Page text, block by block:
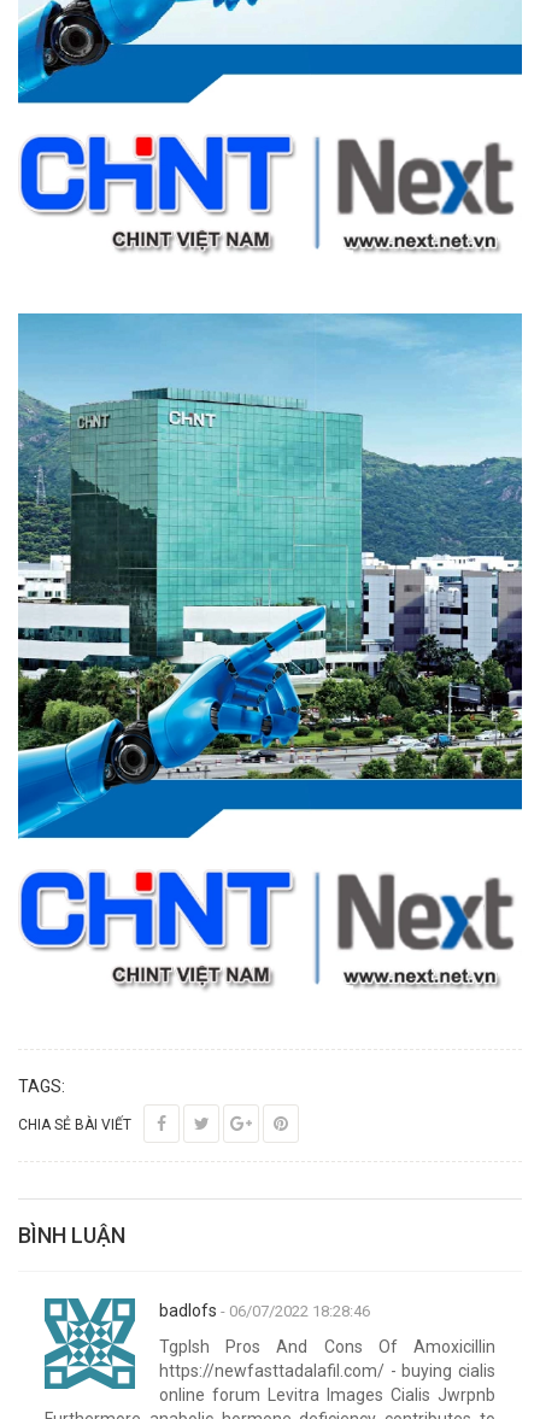
TAGS:
CHIA SẺ BÀI VIẾT
BÌNH LUẬN
badlofs - 06/07/2022 18:28:46
Tgplsh Pros And Cons Of Amoxicillin
https://newfasttadalafil.com/ - buying cialis
online forum Levitra Images Cialis Jwrpnb